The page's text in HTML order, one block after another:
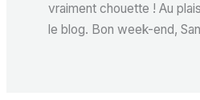
vraiment chouette ! Au
le blog. Bon week-end,